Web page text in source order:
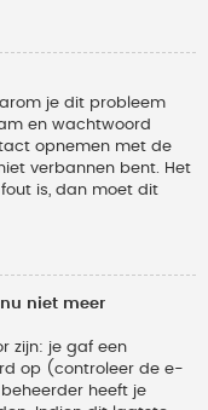
je dit probleem
en wachtwoord
opnemen met de
verbannen bent. Het
is, dan moet dit
niet meer
zijn: je gaf een
op (controleer de e-
heeft je